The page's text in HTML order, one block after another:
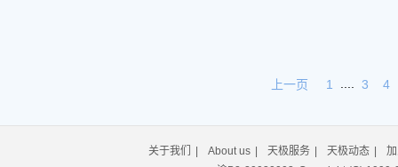
上一页 1 3 4
关于我们 About us 天极服务 天极动态